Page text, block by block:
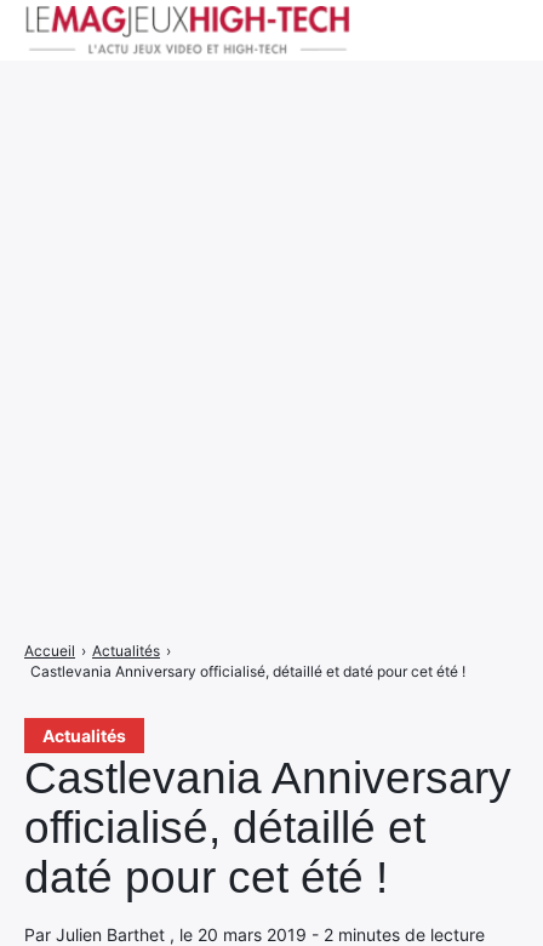
Actualités
Castlevania Anniversary
officialisé, détaillé et
daté pour cet été !
Par Julien Barthet , le 20 mars 2019 - 2 minutes de lecture
Accueil › Actualités ›
Castlevania Anniversary officialisé, détaillé et daté pour cet été !